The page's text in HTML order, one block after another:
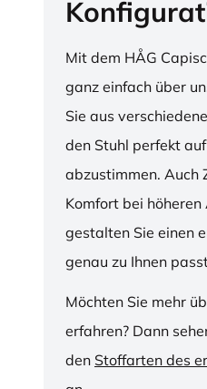
Mit dem HÅG
ganz einfach über
Sie aus
den Stuhl perfekt
abzustimmen. Auch
Komfort bei
gestalten Sie einen
genau zu Ihnen
Möchten Sie mehr
erfahren? Dann
den Stoffarten des